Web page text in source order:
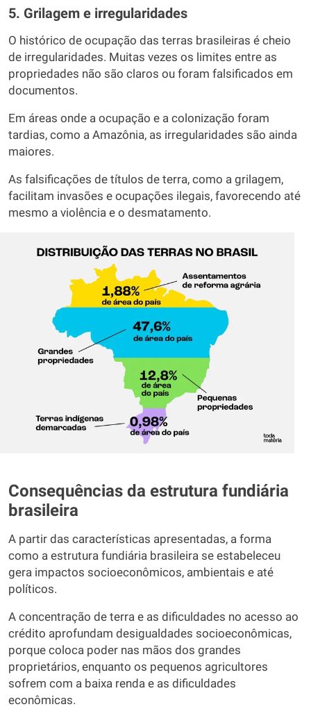
5. Grilagem e irregularidades
O histórico de ocupação das terras brasileiras é cheio
de irregularidades. Muitas vezes os limites entre as
propriedades não são claros ou foram falsificados em
documentos.
Em áreas onde a ocupação e a colonização foram
tardias, como a Amazônia, as irregularidades são ainda
maiores.
As falsificações de títulos de terra, como a grilagem,
facilitam invasões e ocupações ilegais, favorecendo até
mesmo a violência e o desmatamento.
Consequências da estrutura fundiária
brasileira
A partir das características apresentadas, a forma
como a estrutura fundiária brasileira se estabeleceu
gera impactos socioeconômicos, ambientais e até
políticos.
A concentração de terra e as dificuldades no acesso ao
crédito aprofundam desigualdades socioeconômicas,
porque coloca poder nas mãos dos grandes
proprietários, enquanto os pequenos agricultores
sofrem com a baixa renda e as dificuldades
econômicas.